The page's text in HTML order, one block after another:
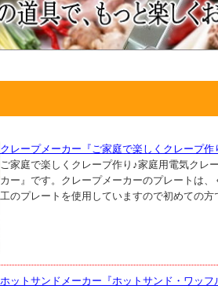
クレープメーカー『ご家庭で楽しくクレープ
ご家庭で楽しくクレープ作り♪家庭用電気クレ
カー』です。クレープメーカーのプレートは
工のプレートを使用していますので初めての
ホットサンドメーカー『ホットサンド・ワッ